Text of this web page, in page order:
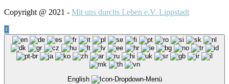
Copyright @ 2021 - Mit uns durchs Leben e.V. Lippstadt
English